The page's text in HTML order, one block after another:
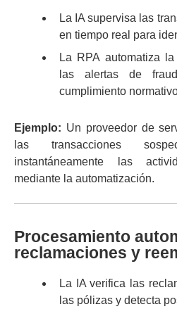
La IA supervisa las
en tiempo real para
La RPA automatiza
las alertas de
cumplimiento
Ejemplo: Un proveedor de
las transacciones
instantáneamente las
mediante la automatización.
Procesamiento
reclamaciones y
La IA verifica las
las pólizas y detecta